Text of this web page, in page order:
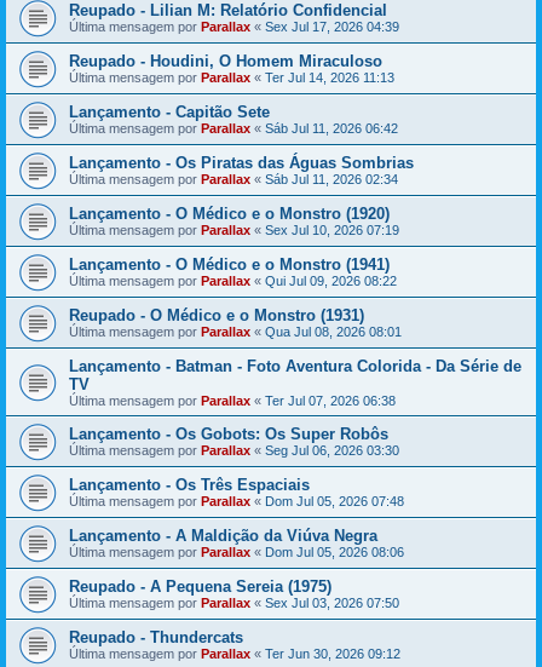
Reupado - Lilian M: Relatório Confidencial
Última mensagem por Parallax « Sex Jul 17, 2026 04:39
Reupado - Houdini, O Homem Miraculoso
Última mensagem por Parallax « Ter Jul 14, 2026 11:13
Lançamento - Capitão Sete
Última mensagem por Parallax « Sáb Jul 11, 2026 06:42
Lançamento - Os Piratas das Águas Sombrias
Última mensagem por Parallax « Sáb Jul 11, 2026 02:34
Lançamento - O Médico e o Monstro (1920)
Última mensagem por Parallax « Sex Jul 10, 2026 07:19
Lançamento - O Médico e o Monstro (1941)
Última mensagem por Parallax « Qui Jul 09, 2026 08:22
Reupado - O Médico e o Monstro (1931)
Última mensagem por Parallax « Qua Jul 08, 2026 08:01
Lançamento - Batman - Foto Aventura Colorida - Da Série de
TV
Última mensagem por Parallax « Ter Jul 07, 2026 06:38
Lançamento - Os Gobots: Os Super Robôs
Última mensagem por Parallax « Seg Jul 06, 2026 03:30
Lançamento - Os Três Espaciais
Última mensagem por Parallax « Dom Jul 05, 2026 07:48
Lançamento - A Maldição da Viúva Negra
Última mensagem por Parallax « Dom Jul 05, 2026 08:06
Reupado - A Pequena Sereia (1975)
Última mensagem por Parallax « Sex Jul 03, 2026 07:50
Reupado - Thundercats
Última mensagem por Parallax « Ter Jun 30, 2026 09:12